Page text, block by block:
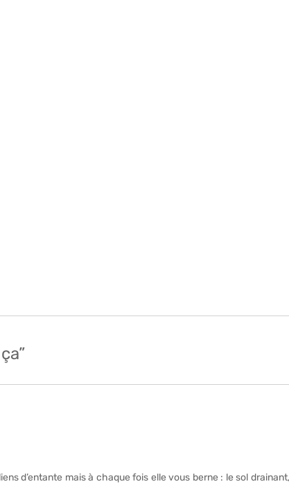
d’entante mais à chaque fois elle vous berne : le sol